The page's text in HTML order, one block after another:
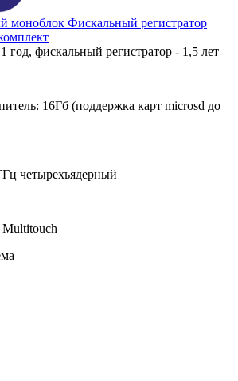
моноблок Фискальный регистратор
год, фискальный регистратор - 1,5 лет
16Гб (поддержка карт microsd до
четырехъядерный